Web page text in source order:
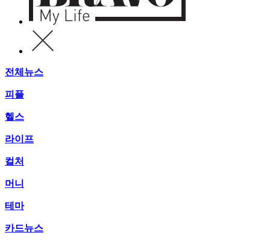
전체뉴스
피플
헬스
라이프
컬처
머니
테마
카드뉴스